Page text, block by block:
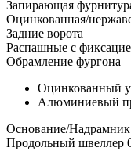
Запирающая
Оцинкованная/
Задние ворота
Распашные с
Обрамление фургона
Оцинкованный
Алюминиевый
Основание/Надрамник
Продольный швеллер